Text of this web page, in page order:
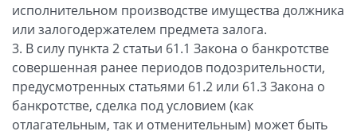
исполнительном производстве имущества должника
или залогодержателем предмета залога.
3. В силу пункта 2 статьи 61.1 Закона о банкротстве
совершенная ранее периодов подозрительности,
предусмотренных статьями 61.2 или 61.3 Закона о
банкротстве, сделка под условием (как
отлагательным, так и отменительным) может быть